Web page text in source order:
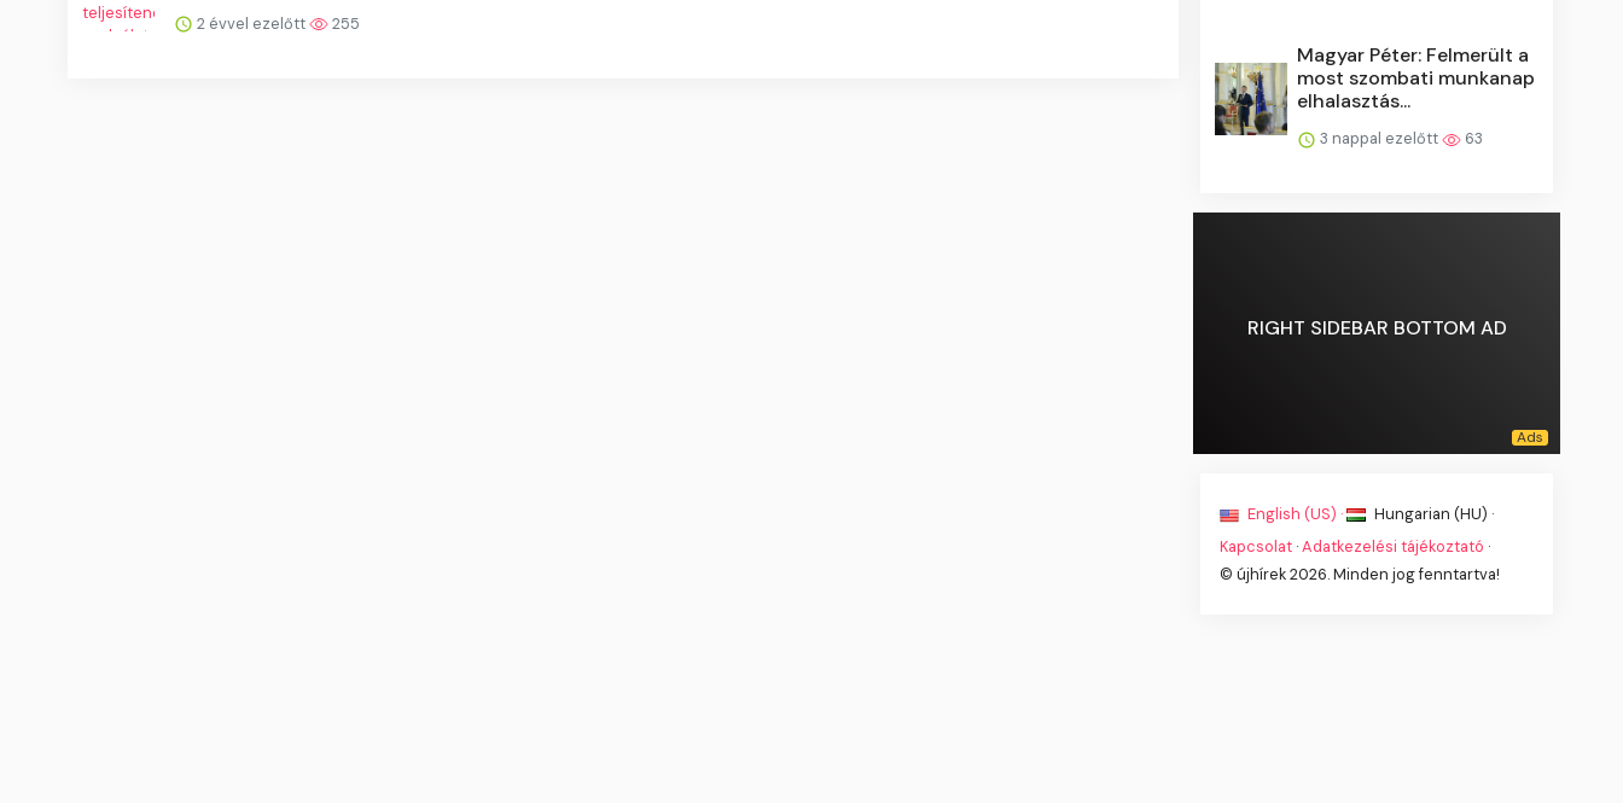
2 évvel ezelőtt 255
Magyar Péter: Felmerült a
most szombati munkanap
elhalasztás...
3 nappal ezelőtt 63
RIGHT SIDEBAR BOTTOM AD
English (US) ·
Hungarian (HU) ·
Kapcsolat ·Adatkezelési tájékoztató ·
© újhírek 2026. Minden jog fenntartva!